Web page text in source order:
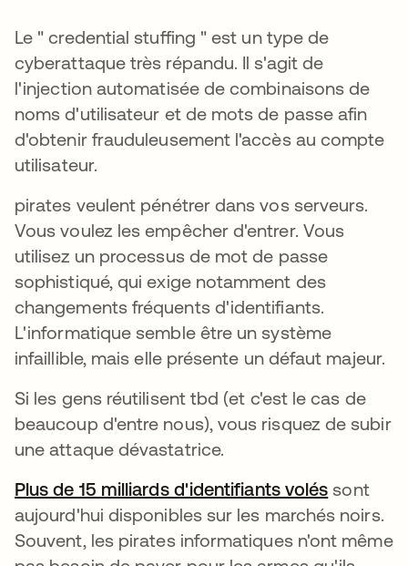
Le " credential stuffing " est un type de
cyberattaque très répandu. Il s'agit de
l'injection automatisée de combinaisons de
noms d'utilisateur et de mots de passe afin
d'obtenir frauduleusement l'accès au compte
utilisateur.
pirates veulent pénétrer dans vos serveurs.
Vous voulez les empêcher d'entrer. Vous
utilisez un processus de mot de passe
sophistiqué, qui exige notamment des
changements fréquents d'identifiants.
L'informatique semble être un système
infaillible, mais elle présente un défaut majeur.
Si les gens réutilisent tbd (et c'est le cas de
beaucoup d'entre nous), vous risquez de subir
une attaque dévastatrice.
Plus de 15 milliards d'identifiants volés s’ouvre
sont
aujourd'hui disponibles sur les marchés noirs.
Souvent, les pirates informatiques n'ont même